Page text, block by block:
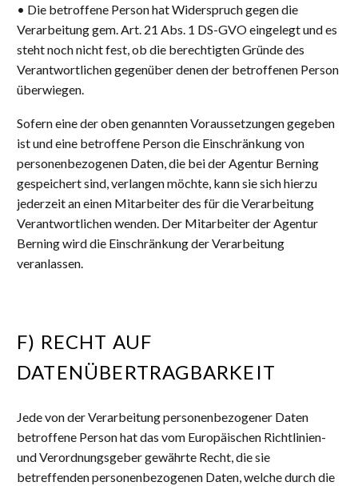
• Die betroffene Person hat Widerspruch gegen die
Verarbeitung gem. Art. 21 Abs. 1 DS-GVO eingelegt und es
steht noch nicht fest, ob die berechtigten Gründe des
Verantwortlichen gegenüber denen der betroffenen Person
überwiegen.
Sofern eine der oben genannten Voraussetzungen gegeben
ist und eine betroffene Person die Einschränkung von
personenbezogenen Daten, die bei der Agentur Berning
gespeichert sind, verlangen möchte, kann sie sich hierzu
jederzeit an einen Mitarbeiter des für die Verarbeitung
Verantwortlichen wenden. Der Mitarbeiter der Agentur
Berning wird die Einschränkung der Verarbeitung
veranlassen.
F) RECHT AUF
DATENÜBERTRAGBARKEIT
Jede von der Verarbeitung personenbezogener Daten
betroffene Person hat das vom Europäischen Richtlinien-
und Verordnungsgeber gewährte Recht, die sie
betreffenden personenbezogenen Daten, welche durch die